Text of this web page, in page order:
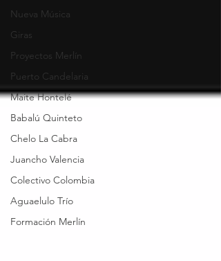
26 años cambiando
Nueva Música
Giras
Proyectos Merlín
Puerto Candelaria
Maite Hontelé
Babalú Quinteto
Chelo La Cabra
Juancho Valencia
Colectivo Colombia
Aguaelulo Trío
Formación Merlín